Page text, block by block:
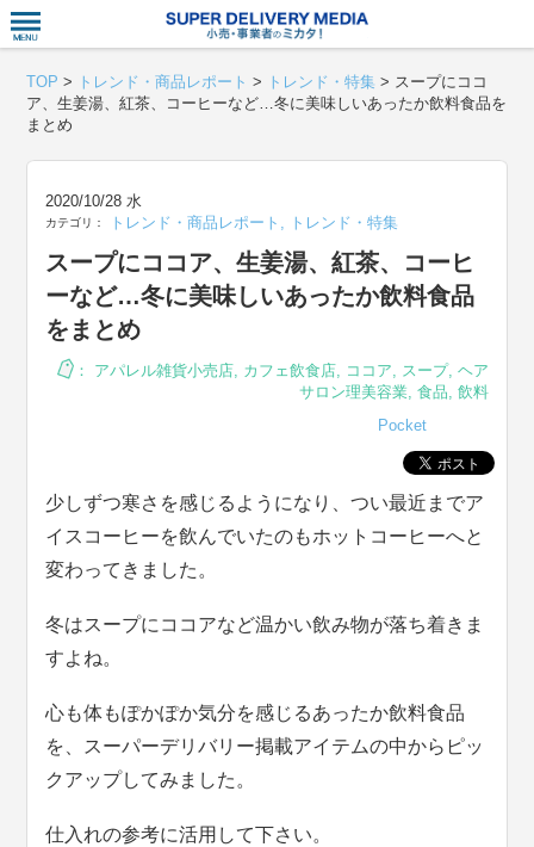
TOP > トレンド・商品レポート > トレンド・特集 > スープにココ
ア、生姜湯、紅茶、コーヒーなど…冬に美味しいあったか飲料食品を
まとめ
2020/10/28 水
カテゴリ： トレンド・商品レポート , トレンド・特集
スープにココア、生姜湯、紅茶、コーヒ
ーなど…冬に美味しいあったか飲料食品
をまとめ
： アパレル雑貨小売店, カフェ飲食店, ココア, スープ, ヘア
サロン理美容業, 食品, 飲料
Pocket
少しずつ寒さを感じるようになり、つい最近までア
イスコーヒーを飲んでいたのもホットコーヒーへと
変わってきました。
冬はスープにココアなど温かい飲み物が落ち着きま
すよね。
心も体もぽかぽか気分を感じるあったか飲料食品
を、スーパーデリバリー掲載アイテムの中からピッ
クアップしてみました。
仕入れの参考に活用して下さい。